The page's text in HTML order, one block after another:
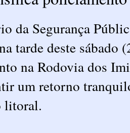
da Segurança
tarde deste
na Rodovia dos
um retorno
litoral.